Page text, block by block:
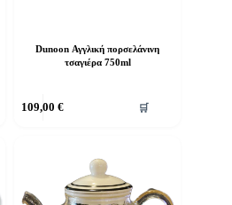
Dunoon Αγγλική πορσελάνινη
τσαγιέρα 750ml
109,00€ 🛒